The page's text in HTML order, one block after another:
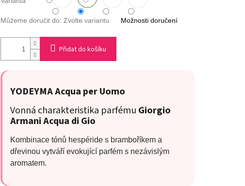
Můžeme doručit do: Zvolte variantu Možnosti doručení
Přidat do košíku
YODEYMA Acqua per Uomo
Vonná charakteristika parfému Giorgio
Armani Acqua di Gio
Kombinace tónů hespéride s bramboříkem a
dřevinou vytváří evokující parfém s nezávislým
aromatem.